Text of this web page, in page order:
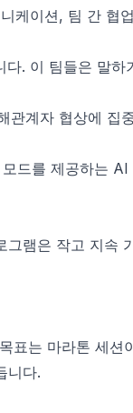
케이션, 팀 간 협
. 이 팀들은 말
계자 협상에 집
를 제공하는 AI
램은 작고 지속
표는 마라톤 세션
니다.